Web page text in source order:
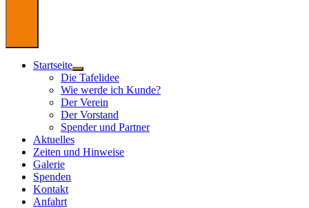
Startseite
Untermenü
anzeigen
Die Tafelidee
Wie werde ich Kunde?
Der Verein
Der Vorstand
Spender und Partner
Aktuelles
Zeiten und Hinweise
Galerie
Spenden
Kontakt
Anfahrt